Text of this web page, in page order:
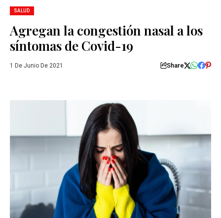
SALUD
Agregan la congestión nasal a los
síntomas de Covid-19
1 De Junio De 2021 Share